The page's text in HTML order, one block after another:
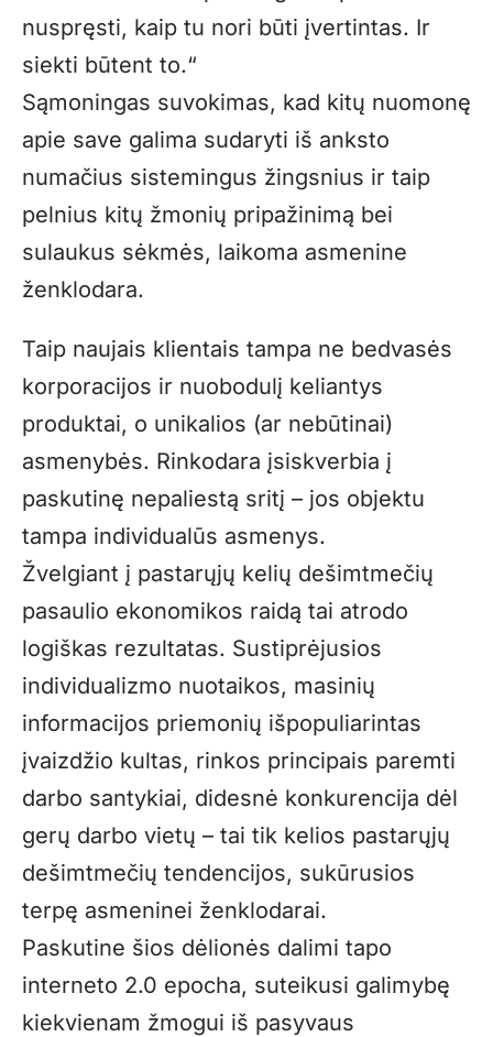
nuspręsti, kaip tu nori būti įvertintas. Ir
siekti būtent to.“
Sąmoningas suvokimas, kad kitų nuomonę
apie save galima sudaryti iš anksto
numačius sistemingus žingsnius ir taip
pelnius kitų žmonių pripažinimą bei
sulaukus sėk­mės, laikoma asmenine
ženklodara.
Taip naujais klientais tampa ne bedvasės
korporacijos ir nuobodulį keliantys
produktai, o unikalios (ar nebūtinai)
asmenybės. Rinkodara įsiskverbia į
paskutinę nepaliestą sritį – jos objektu
tampa individualūs asmenys.
Žvelgiant į pastarųjų kelių dešimt­mečių
pasaulio ekonomikos raidą tai atrodo
logiškas rezultatas. Sustiprėjusios
individualizmo nuotaikos, masinių
informacijos priemonių išpopuliarintas
įvaizdžio kultas, rinkos principais paremti
darbo santykiai, didesnė konkurencija dėl
gerų darbo vietų – tai tik kelios pastarųjų
dešimtmečių tendencijos, sukūrusios
terpę asmeninei ženklodarai.
Paskutine šios dėlionės dalimi tapo
interneto 2.0 epocha, suteikusi galimybę
kiekvienam žmogui iš pasyvaus